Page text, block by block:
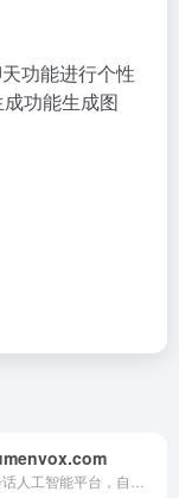
功能进行个性
功能生成图